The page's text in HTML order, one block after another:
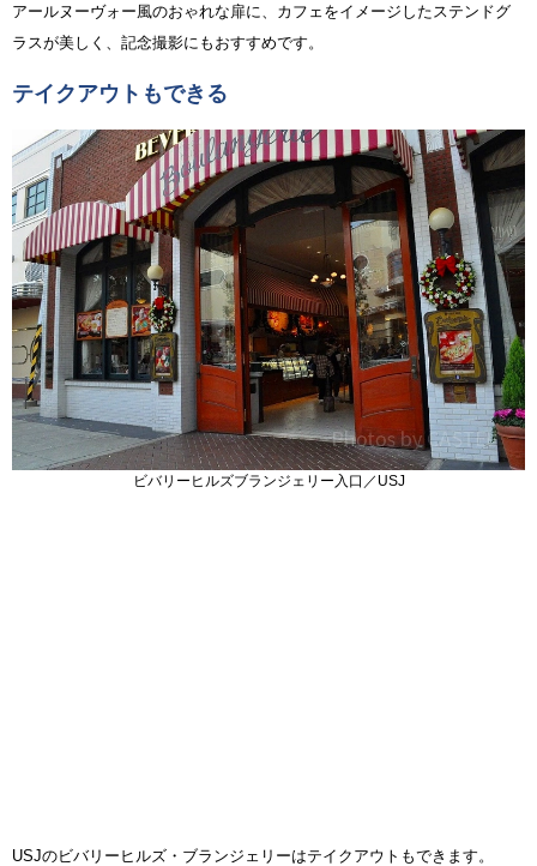
アールヌーヴォー風のおゃれな扉に、カフェをイメージしたステンドグ
ラスが美しく、記念撮影にもおすすめです。
テイクアウトもできる
ビバリーヒルズブランジェリー入口／USJ
USJのビバリーヒルズ・ブランジェリーはテイクアウトもできます。